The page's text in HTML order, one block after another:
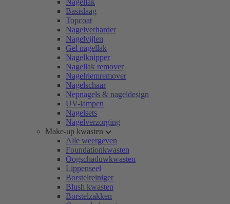
Nagellak
Basislaag
Topcoat
Nagelverharder
Nagelvijlen
Gel nagellak
Nagelknipper
Nagellak remover
Nagelriemremover
Nagelschaar
Nepnagels & nageldesign
UV-lampen
Nagelsets
Nagelverzorging
Make-up kwasten
Alle weergeven
Foundationkwasten
Oogschaduwkwasten
Lippenseel
Borstelreiniger
Blush kwasten
Borstelzakken